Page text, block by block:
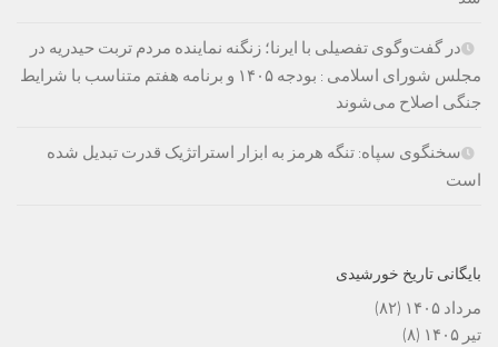
در گفت‌وگوی تفصیلی با ایرنا؛ زنگنه نماینده مردم تربت حیدریه در
مجلس شورای اسلامی : بودجه ۱۴۰۵ و برنامه هفتم متناسب با شرایط
جنگی اصلاح می‌شوند
سخنگوی سپاه: تنگه هرمز به ابزار استراتژیک قدرت تبدیل شده
است
بایگانی تاریخ خورشیدی
مرداد ۱۴۰۵
(۸۲)
تیر ۱۴۰۵
(۸)